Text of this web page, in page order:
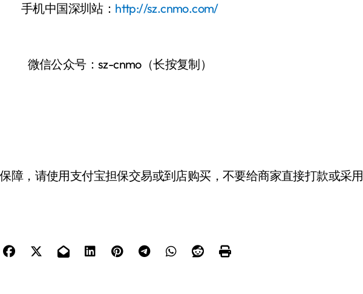
手机中国深圳站： http://sz.cnmo.com/
微信公众号：sz-cnmo（长按复制）
障，请使用支付宝担保交易或到店购买，不要给商家直接打款或采用